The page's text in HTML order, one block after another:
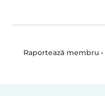
Raportează membru•